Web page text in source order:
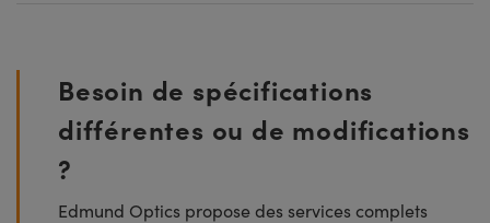
Besoin de spécifications
différentes ou de modifications
?
Edmund Optics propose des services complets